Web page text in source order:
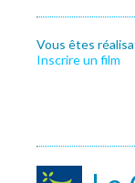
Vous êtes
Inscrire un film